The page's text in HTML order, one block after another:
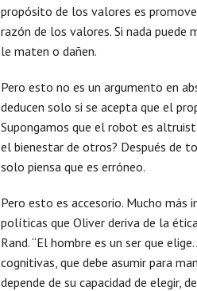
propósito de los valores es
razón de los valores. Si nada puede
le maten o dañen.
Pero esto no es un argumento en
deducen solo si se acepta que el
Supongamos que el robot es
el bienestar de otros? Después de
solo piensa que es erróneo.
Pero esto es accesorio. Mucho
políticas que Oliver deriva de la
Rand. “El hombre es un ser que
cognitivas, que debe asumir para
depende de su capacidad de elegir,